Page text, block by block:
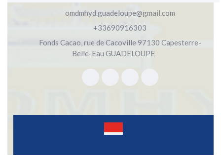
omdmhyd.guadeloupe@gmail.com
+33690916303
Fonds Cacao, rue de Cacoville 97130 Capesterre-
Belle-Eau GUADELOUPE